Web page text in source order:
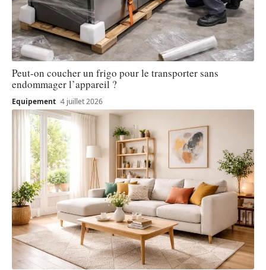
Peut-on coucher un frigo pour le transporter sans
endommager l’appareil ?
Equipement 4 juillet 2026